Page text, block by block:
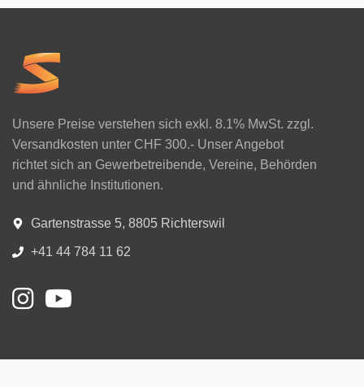
Unsere Preise verstehen sich exkl. 8.1% MwSt. zzgl.
Versandkosten unter CHF 300.- Unser Angebot
richtet sich an Gewerbetreibende, Vereine, Behörden
und ähnliche Institutionen.
Gartenstrasse 5, 8805 Richterswil
+41 44 784 11 62